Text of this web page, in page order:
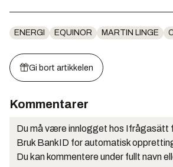
ENERGI EQUINOR MARTIN LINGE
Gi bort artikkelen
Kommentarer
Du må være innlogget hos Ifrågasätt
Bruk BankID for automatisk
Du kan kommentere under fullt navn